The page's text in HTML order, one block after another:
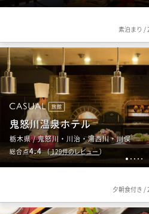
素泊まり /
1 2 3 4 5
旅館
鬼怒川温泉ホテル
栃木県 / 鬼怒川・川治・湯西川・川俣
総合点4.4（129件のレビュー ）
夕朝食付き /